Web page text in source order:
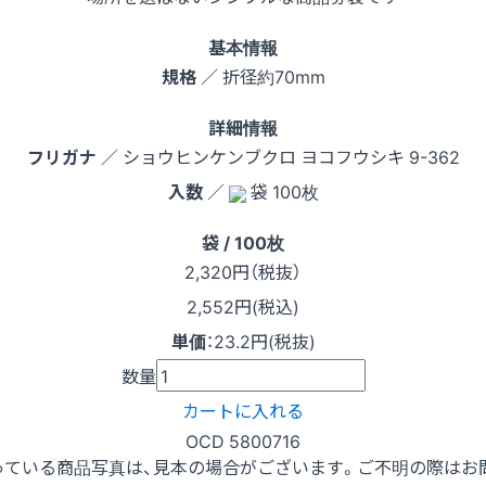
基本情報
規格／ 折径約70mm
詳細情報
フリガナ ／ ショウヒンケンブクロ ヨコフウシキ 9-362
入数／
袋 100枚
袋 / 100枚
2,320円（税抜）
2,552円(税込)
単価：23.2円(税抜)
数量
カートに入れる
OCD 5800716
いる商品写真は、見本の場合がございます。ご不明の際はお